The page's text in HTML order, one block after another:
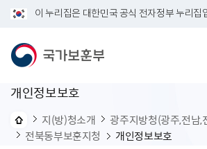
이 누리집은 대한민국 공식 전자정부 누리집
개인정보보호
지(방)청소개
광주지방청(광주,전남,
전북동부보훈지청
개인정보보호